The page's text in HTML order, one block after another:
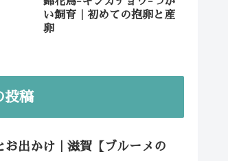
い飼育｜初めての抱卵と産
卵
投稿
お出かけ｜滋賀【ブルーメの